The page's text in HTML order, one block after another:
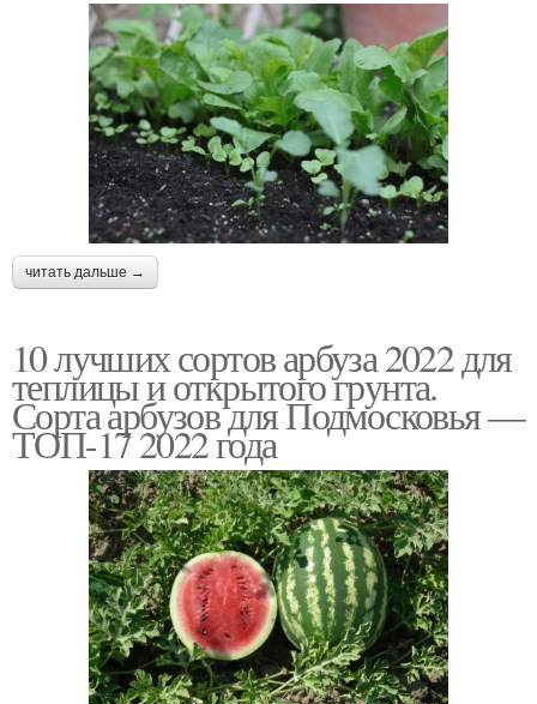
читать дальше →
10 лучших сортов арбуза 2022 для
теплицы и открытого грунта.
Сорта арбузов для Подмосковья —
ТОП-17 2022 года